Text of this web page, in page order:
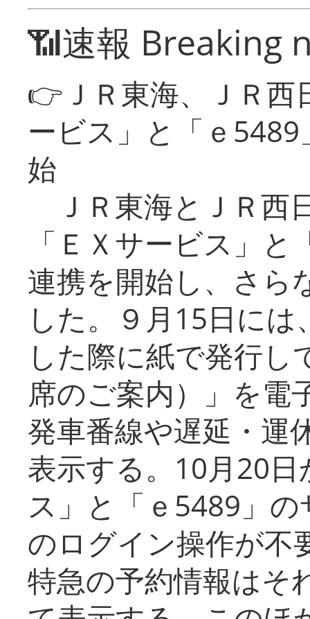
📶速報 Breaking
👉ＪＲ東海、ＪＲ
ービス」と「ｅ
始
ＪＲ東海とＪＲ西
「ＥＸサービス」
連携を開始し、さら
した。９月15日に
した際に紙で発行し
席のご案内）」を電
発車番線や遅延・運
表示する。10月20
ス」と「ｅ5489」
のログイン操作が不
特急の予約情報はそ